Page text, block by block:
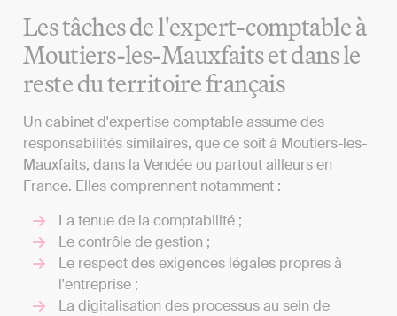
Les tâches de l'expert-comptable à
Moutiers-les-Mauxfaits et dans le
reste du territoire français
Un cabinet d'expertise comptable assume des
responsabilités similaires, que ce soit à Moutiers-les-
Mauxfaits, dans la Vendée ou partout ailleurs en
France. Elles comprennent notamment :
La tenue de la comptabilité ;
Le contrôle de gestion ;
Le respect des exigences légales propres à
l'entreprise ;
La digitalisation des processus au sein de